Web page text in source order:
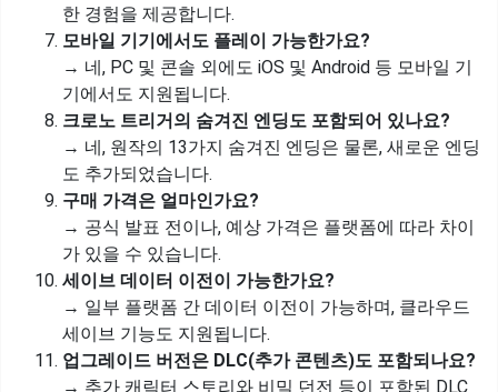
한 경험을 제공합니다.
모바일 기기에서도 플레이 가능한가요?
→ 네, PC 및 콘솔 외에도 iOS 및 Android 등 모바일 기
기에서도 지원됩니다.
크로노 트리거의 숨겨진 엔딩도 포함되어 있나요?
→ 네, 원작의 13가지 숨겨진 엔딩은 물론, 새로운 엔딩
도 추가되었습니다.
구매 가격은 얼마인가요?
→ 공식 발표 전이나, 예상 가격은 플랫폼에 따라 차이
가 있을 수 있습니다.
세이브 데이터 이전이 가능한가요?
→ 일부 플랫폼 간 데이터 이전이 가능하며, 클라우드
세이브 기능도 지원됩니다.
업그레이드 버전은 DLC(추가 콘텐츠)도 포함되나요?
→ 추가 캐릭터 스토리와 비밀 던전 등이 포함된 DLC